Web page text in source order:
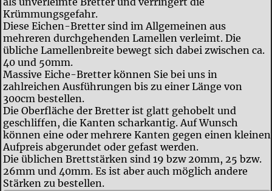
Krümmungsgefahr.
Diese Eichen-Bretter sind im Allgemeinen aus
mehreren durchgehenden Lamellen verleimt. Die
übliche Lamellenbreite bewegt sich dabei zwischen ca.
40 und 50mm.
Massive Eiche-Bretter können Sie bei uns in
zahlreichen Ausführungen bis zu einer Länge von
300cm bestellen.
Die Oberfläche der Bretter ist glatt gehobelt und
geschliffen, die Kanten scharkantig. Auf Wunsch
können eine oder mehrere Kanten gegen einen kleinen
Aufpreis abgerundet oder gefast werden.
Die üblichen Brettstärken sind 19 bzw 20mm, 25 bzw.
26mm und 40mm. Es ist aber auch möglich andere
Stärken zu bestellen.